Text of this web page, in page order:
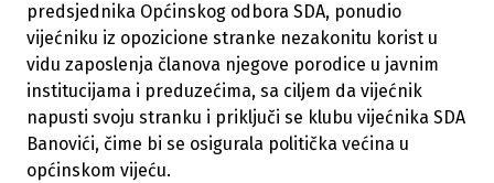
predsjednika Općinskog odbora SDA, ponudio
vijećniku iz opozicione stranke nezakonitu korist u
vidu zaposlenja članova njegove porodice u javnim
institucijama i preduzećima, sa ciljem da vijećnik
napusti svoju stranku i priključi se klubu vijećnika SDA
Banovići, čime bi se osigurala politička većina u
općinskom vijeću.